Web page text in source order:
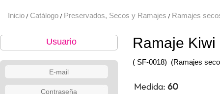
Inicio / Catálogo / Preservados, Secos y Ramajes / Ramajes
Usuario Ramaje Kiwi
( SF-0018) (Ramajes
Medida: 60